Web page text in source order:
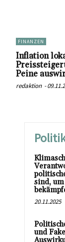
FINANZEN
Inflation
Peine
redaktion -
sind,
20.11.2025
und